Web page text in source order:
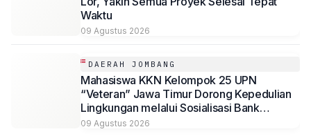
Waktu
09 Agustus 2026
DAERAH JOMBANG
Mahasiswa KKN Kelompok 25 UPN
“Veteran” Jawa Timur Dorong Kepedulian
Lingkungan melalui Sosialisasi Bank
Sampah dan Pengadaan Tempat Sampah
09 Agustus 2026